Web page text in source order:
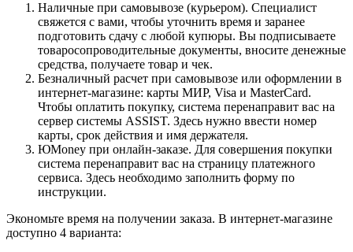
Наличные при самовывозе (курьером). Специалист
свяжется с вами, чтобы уточнить время и заранее
подготовить сдачу с любой купюры. Вы подписываете
товаросопроводительные документы, вносите денежные
средства, получаете товар и чек.
Безналичный расчет при самовывозе или оформлении в
интернет-магазине: карты МИР, Visa и MasterCard.
Чтобы оплатить покупку, система перенаправит вас на
сервер системы ASSIST. Здесь нужно ввести номер
карты, срок действия и имя держателя.
ЮMoney при онлайн-заказе. Для совершения покупки
система перенаправит вас на страницу платежного
сервиса. Здесь необходимо заполнить форму по
инструкции.
Экономьте время на получении заказа. В интернет-магазине
доступно 4 варианта: